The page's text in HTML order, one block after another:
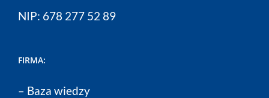
NIP: 678 277 52 89
FIRMA:
– Baza wiedzy